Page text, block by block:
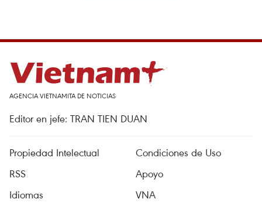
AGENCIA VIETNAMITA DE NOTICIAS
Editor en jefe: TRAN TIEN DUAN
Propiedad Intelectual
Condiciones de Uso
RSS
Apoyo
Idiomas
VNA